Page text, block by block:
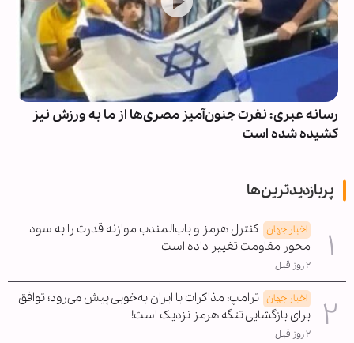
رسانه‌ عبری: نفرت جنون‌آمیز مصری‌ها از ما به ورزش نیز
کشیده شده است
پربازدیدترین‌ها
اخبار جهان کنترل هرمز و باب‌المندب موازنه قدرت را به سود
محور مقاومت تغییر داده است
۲ روز قبل
اخبار جهان ترامپ: مذاکرات با ایران به‌خوبی پیش می‌رود؛ توافق
برای بازگشایی تنگه هرمز نزدیک است!
۲ روز قبل